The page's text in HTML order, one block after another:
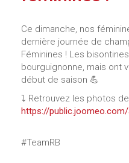
Ce dimanche, nos
dernière journée de
Féminines ! Les
bourguignonne, mais ont
début de saison 💪
⤵️ Retrouvez les photos
https://
#TeamRB